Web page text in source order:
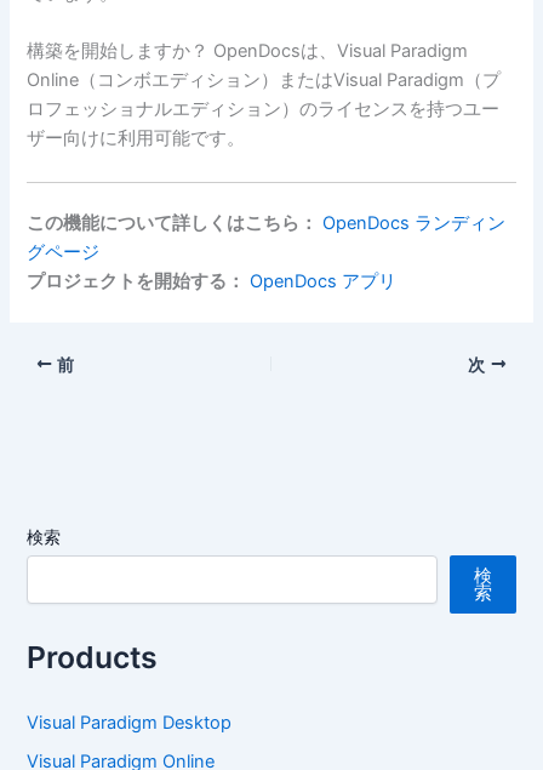
構築を開始しますか？ OpenDocsは、Visual Paradigm
Online（コンボエディション）またはVisual Paradigm（プ
ロフェッショナルエディション）のライセンスを持つユー
ザー向けに利用可能です。
この機能について詳しくはこちら： OpenDocs ランディン
グページ
プロジェクトを開始する： OpenDocs アプリ
前 次
検索
検
索
Products
Visual Paradigm Desktop
Visual Paradigm Online